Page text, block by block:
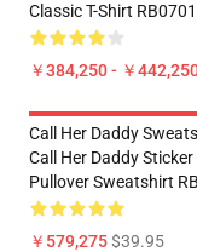
Classic T-Shirt RB0701
￥384,250 - ￥
Call Her Daddy
Call Her Daddy Sticker
Pullover Sweatshirt
￥579,275$39.95